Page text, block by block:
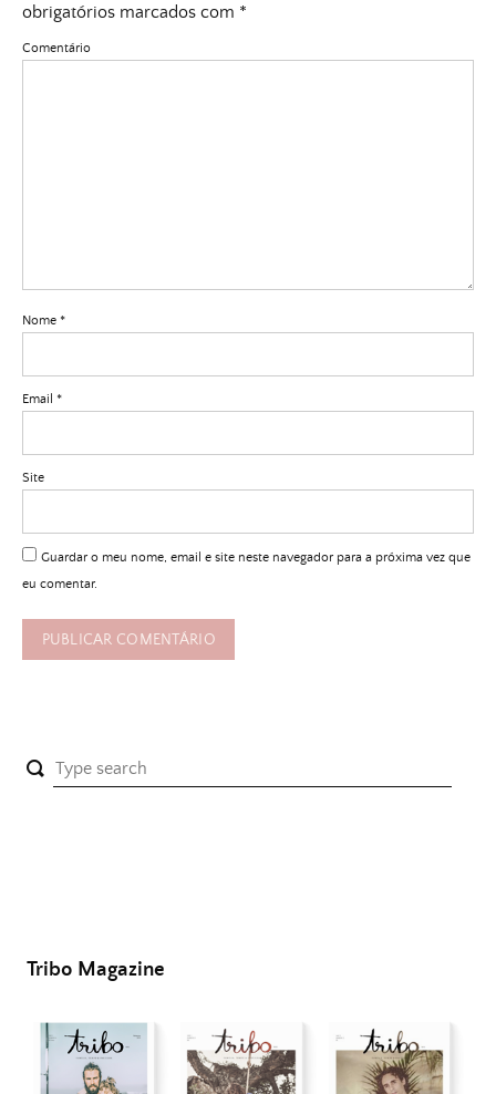
obrigatórios marcados com *
Comentário
Nome *
Email *
Site
Guardar o meu nome, email e site neste navegador para a próxima vez que
eu comentar.
Tribo Magazine